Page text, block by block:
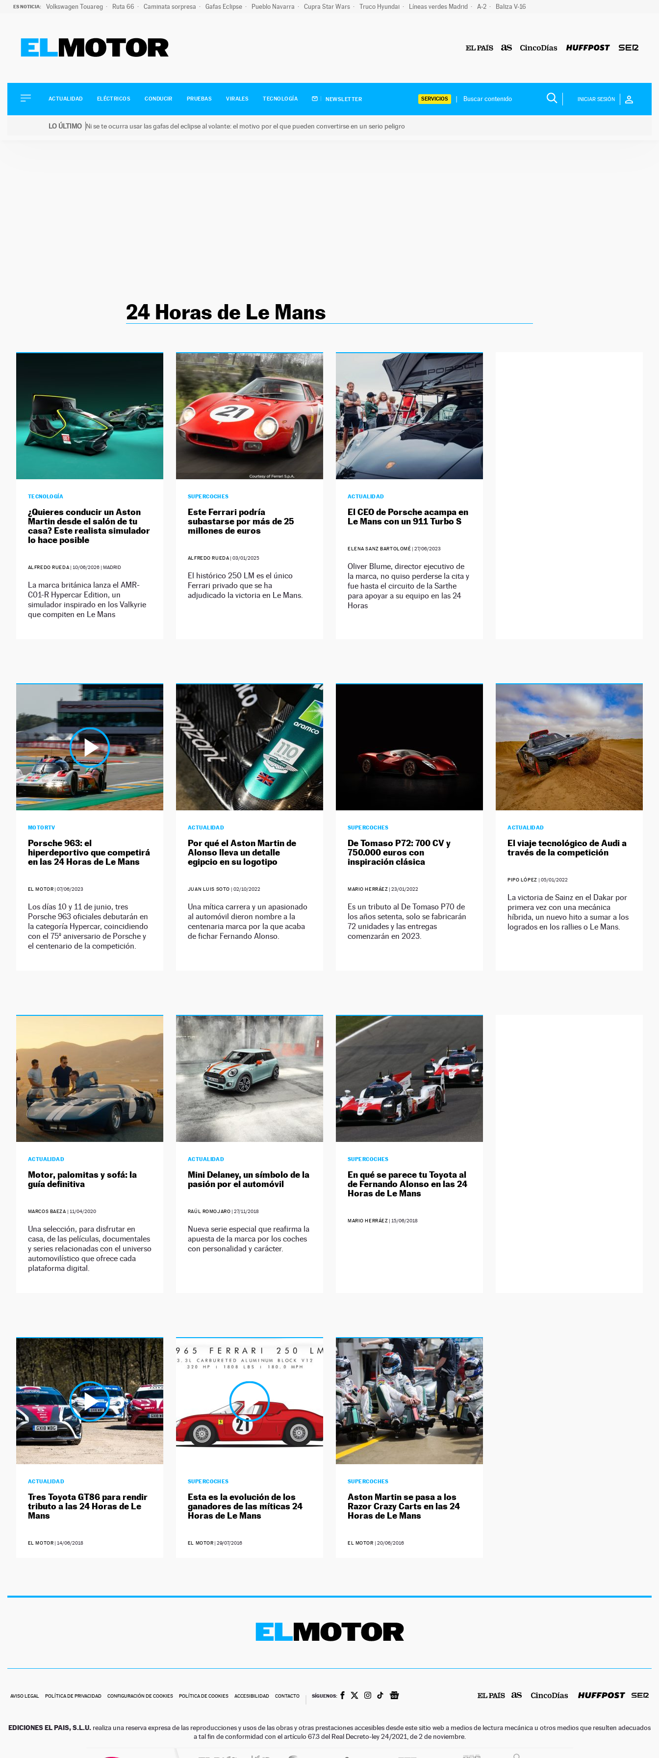
ES NOTICIA: Volkswagen Touareg Ruta 66 Caminata sorpresa Gafas Eclipse Pueblo Navarra Cupra Star Wars Truco Hyundai Líneas verdes Madrid A-2 Baliza V-16
ELÉCTRICOS
CONDUCIR
ACTUALIDAD ELÉCTRICOS CONDUCIR PRUEBAS VIRALES TECNOLOGÍA NEWSLETTER SERVICIOS INICIAR SESIÓN
LO ÚLTIMO Ni se te ocurra usar las gafas del eclipse al volante: el motivo por el que pueden convertirse en un serio peligro
24 Horas de Le Mans
TECNOLOGÍA
¿Quieres conducir un Aston
Martin desde el salón de tu
casa? Este realista simulador
lo hace posible
ALFREDO RUEDA | 10/06/2026 | MADRID
La marca británica lanza el AMR-
C01-R Hypercar Edition, un
simulador inspirado en los Valkyrie
que compiten en Le Mans
SUPERCOCHES
Este Ferrari podría
subastarse por más de 25
millones de euros
ALFREDO RUEDA |03/01/2025
El histórico 250 LM es el único
Ferrari privado que se ha
adjudicado la victoria en Le Mans.
ACTUALIDAD
El CEO de Porsche acampa en
Le Mans con un 911 Turbo S
ELENA SANZ BARTOLOMÉ |27/06/2023
Oliver Blume, director ejecutivo de
la marca, no quiso perderse la cita y
fue hasta el circuito de la Sarthe
para apoyar a su equipo en las 24
Horas
MOTORTV
Porsche 963: el
hiperdeportivo que competirá
en las 24 Horas de Le Mans
EL MOTOR |07/06/2023
Los días 10 y 11 de junio, tres
Porsche 963 oficiales debutarán en
la categoría Hypercar, coincidiendo
con el 75º aniversario de Porsche y
el centenario de la competición.
ACTUALIDAD
Por qué el Aston Martin de
Alonso lleva un detalle
egipcio en su logotipo
JUAN LUIS SOTO | 02/10/2022
Una mítica carrera y un apasionado
al automóvil dieron nombre a la
centenaria marca por la que acaba
de fichar Fernando Alonso.
SUPERCOCHES
De Tomaso P72: 700 CV y
750.000 euros con
inspiración clásica
MARIO HERRÁEZ |23/01/2022
Es un tributo al De Tomaso P70 de
los años setenta, solo se fabricarán
72 unidades y las entregas
comenzarán en 2023.
ACTUALIDAD
El viaje tecnológico de Audi a
través de la competición
PIPO LÓPEZ | 05/01/2022
La victoria de Sainz en el Dakar por
primera vez con una mecánica
híbrida, un nuevo hito a sumar a los
logrados en los rallies o Le Mans.
ACTUALIDAD
Motor, palomitas y sofá: la
guía definitiva
MARCOS BAEZA | 11/04/2020
Una selección, para disfrutar en
casa, de las películas, documentales
y series relacionadas con el universo
automovilístico que ofrece cada
plataforma digital.
ACTUALIDAD
Mini Delaney, un símbolo de la
pasión por el automóvil
RAÚL ROMOJARO |27/11/2018
Nueva serie especial que reafirma la
apuesta de la marca por los coches
con personalidad y carácter.
SUPERCOCHES
En qué se parece tu Toyota al
de Fernando Alonso en las 24
Horas de Le Mans
MARIO HERRÁEZ | 15/06/2018
ACTUALIDAD
Tres Toyota GT86 para rendir
tributo a las 24 Horas de Le
Mans
EL MOTOR | 14/06/2018
SUPERCOCHES
Esta es la evolución de los
ganadores de las míticas 24
Horas de Le Mans
EL MOTOR |29/07/2016
SUPERCOCHES
Aston Martin se pasa a los
Razor Crazy Carts en las 24
Horas de Le Mans
EL MOTOR | 20/06/2016
AVISO LEGAL POLÍTICA DE PRIVACIDAD CONFIGURACIÓN DE COOKIES POLÍTICA DE COOKIES ACCESIBILIDAD CONTACTO SÍGUENOS:
EDICIONES EL PAIS, S.L.U. realiza una reserva expresa de las reproducciones y usos de las obras y otras prestaciones accesibles desde este sitio web a medios de lectura mecánica u otros medios que resulten adecuados
a tal fin de conformidad con el artículo 67.3 del Real Decreto-ley 24/2021, de 2 de noviembre.